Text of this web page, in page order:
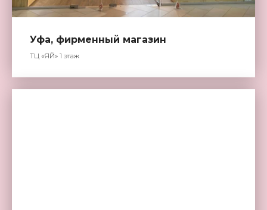
Уфа, фирменный магазин
ТЦ «ЯЙ» 1 этаж